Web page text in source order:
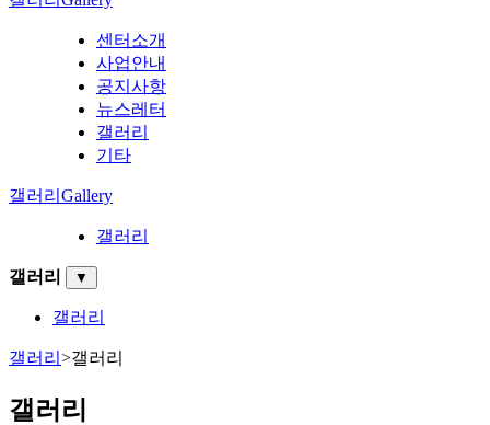
센터소개
사업안내
공지사항
뉴스레터
갤러리
기타
갤러리 Gallery
갤러리
갤러리 ▼
갤러리
갤러리 >갤러리
갤러리